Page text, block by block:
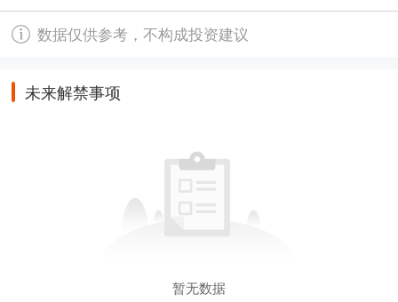
数据仅供参考，不构成投资建议
未来解禁事项
暂无数据